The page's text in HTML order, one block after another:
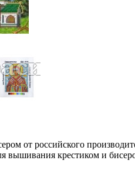
от российского
вышивания крестиком и